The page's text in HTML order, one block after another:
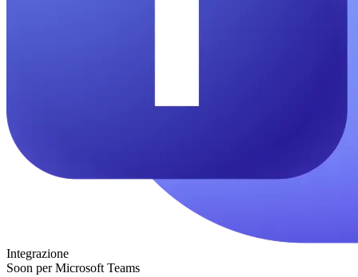
Integrazione
Soon per Microsoft Teams